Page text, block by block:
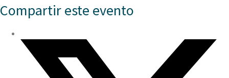
Compartir este evento